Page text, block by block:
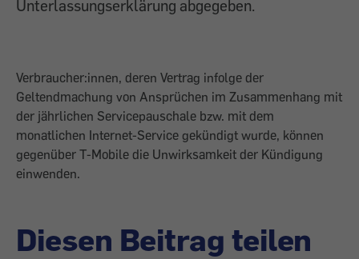
Unterlassungserklärung abgegeben.
Verbraucher:innen, deren Vertrag infolge der
Geltendmachung von Ansprüchen im Zusammenhang mit
der jährlichen Servicepauschale bzw. mit dem
monatlichen Internet-Service gekündigt wurde, können
gegenüber T-Mobile die Unwirksamkeit der Kündigung
einwenden.
Diesen Beitrag teilen